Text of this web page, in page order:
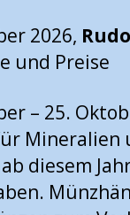
2026,
und Preise
– 25.
Mineralien
diesem